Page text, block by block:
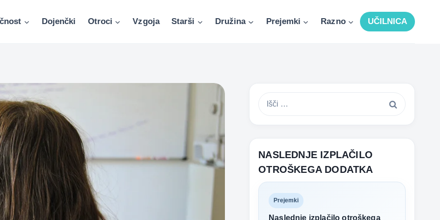
Dojenčki Otroci Vzgoja Starši Družina Prejemki Razno UČILNICA
Išči:
NASLEDNJE IZPLAČILO
OTROŠKEGA DODATKA
Prejemki
Naslednje izplačilo otroškega